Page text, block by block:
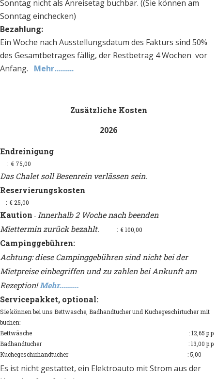
Sonntag nicht als Anreisetag buchbar. ((Sie können am
Sonntag einchecken)
Bezahlung:
Ein Woche nach Ausstellungsdatum des Fakturs sind 50%
des Gesamtbetrages fällig, der Restbetrag 4 Wochen vor
Anfang. Mehr..........
Zusätzliche Kosten
2026
Endreinigung
: € 75,00
Das Chalet soll Besenrein verlässen sein.
Reservierungskosten
: € 25,00
Kaution - Innerhalb 2 Woche nach beenden
Miettermin zurück bezahlt.
: € 100,00
Campinggebühren:
Achtung: diese Campinggebühren sind nicht bei der
Mietpreise einbegriffen und zu zahlen bei Ankunft am
Rezeption!Mehr..........
Servicepakket, optional:
Sie können bei uns Bettwasche, Badhandtucher und Kuchegeschirtucher mit
buchen:
Bettwäsche : 12,65 p.p
Badhandtucher : 13,00 p.p
Kuchegeschirhandtucher : 5,00
Es ist nicht gestattet, ein Elektroauto mit Strom aus der